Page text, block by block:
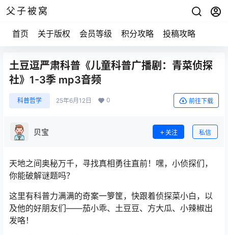
父子被窝
首页 关于版权 会员等级 积分攻略 投稿攻略
土豆逗严肃科普《儿童科普广播剧：青菜侦探
社》1-3季 mp3音频
科普哲学 25年6月12日 0 前往下载
贝宝 关注 私信
天地之间奥秘万千，寻找真相勇往直前！嘿，小侦探们，
你能破解谜题吗？
这里有科普力满满的奇案一箩筐，快跟着侦探菜小白，以
及他的好朋友们——茄小乖、土豆豆、方大瓜、小辣椒出
发咯！